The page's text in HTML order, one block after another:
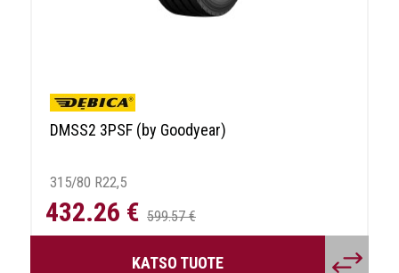
DMSS2 3PSF (by Goodyear)
315/80 R22,5
432.26 € 599.57 €
KATSO TUOTE